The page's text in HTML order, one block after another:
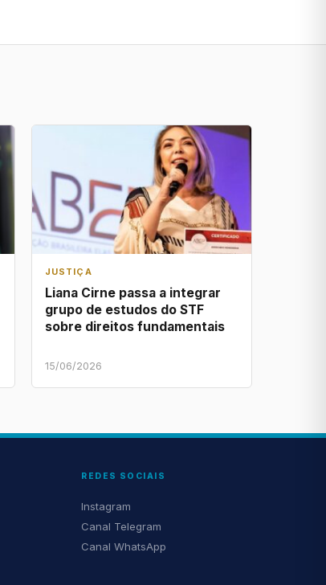
JUSTIÇA
Liana Cirne passa a integrar
grupo de estudos do STF
sobre direitos fundamentais
15/06/2026
REDES SOCIAIS
Instagram
Canal Telegram
Canal WhatsApp